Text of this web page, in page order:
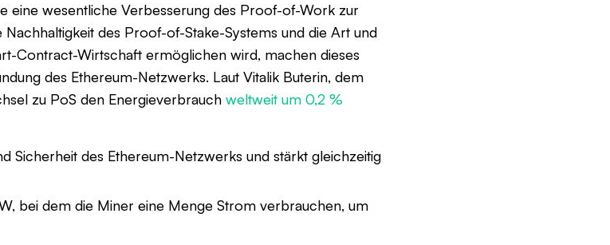
eine wesentliche Verbesserung des Proof-of-Work zur
Nachhaltigkeit des Proof-of-Stake-Systems und die Art und
Contract-Wirtschaft ermöglichen wird, machen dieses
des Ethereum-Netzwerks. Laut Vitalik Buterin, dem
zu PoS den Energieverbrauch weltweit um 0,2 %
Sicherheit des Ethereum-Netzwerks und stärkt gleichzeitig
bei dem die Miner eine Menge Strom verbrauchen, um